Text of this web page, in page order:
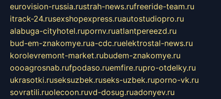
eurovision-russia.rustrah-news.rufreeride-team.ru
itrack-24.rusexshopexpress.ruautostudiopro.ru
alabuga-cityhotel.rupornv.ruatlantpereezd.ru
bud-em-znakomye.rua-cdc.ruelektrostal-news.ru
korolevremont-market.rubudem-znakomye.ru
oooagrosnab.rufpodaso.ruemfire.rupro-otdelky.ru
ukrasotki.ruseksuzbek.ruseks-uzbek.ruporno-vk.ru
sovratili.ruolecoon.ruvd-dosug.ruadonyev.ru